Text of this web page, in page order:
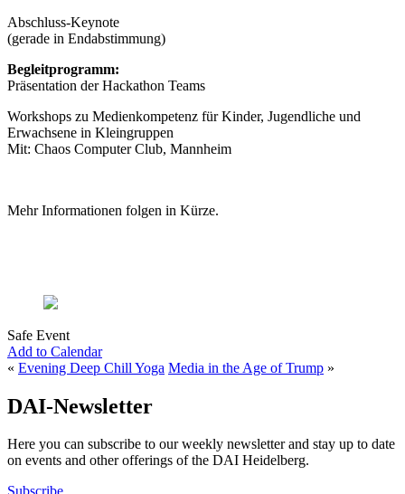
Abschluss-Keynote
(gerade in Endabstimmung)
Begleitprogramm:
Präsentation der Hackathon Teams
Workshops zu Medienkompetenz für Kinder, Jugendliche und
Erwachsene in Kleingruppen
Mit: Chaos Computer Club, Mannheim
Mehr Informationen folgen in Kürze.
Safe Event
Add to Calendar
« Evening Deep Chill Yoga Media in the Age of Trump »
DAI-Newsletter
Here you can subscribe to our weekly newsletter and stay up to date
on events and other offerings of the DAI Heidelberg.